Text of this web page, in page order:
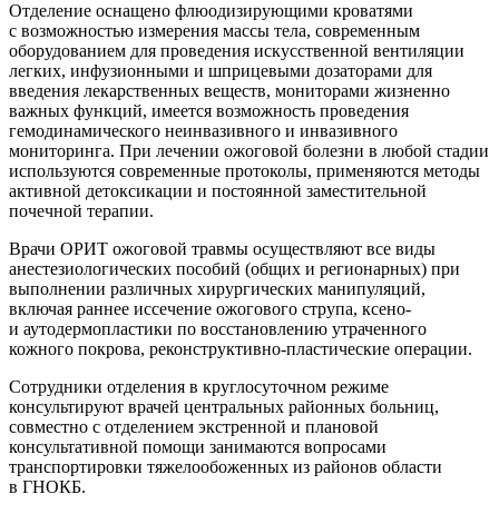
Отделение оснащено флюодизирующими кроватями
с возможностью измерения массы тела, современным
оборудованием для проведения искусственной вентиляции
легких, инфузионными и шприцевыми дозаторами для
введения лекарственных веществ, мониторами жизненно
важных функций, имеется возможность проведения
гемодинамического неинвазивного и инвазивного
мониторинга. При лечении ожоговой болезни в любой стадии
используются современные протоколы, применяются методы
активной детоксикации и постоянной заместительной
почечной терапии.
Врачи ОРИТ ожоговой травмы осуществляют все виды
анестезиологических пособий (общих и регионарных) при
выполнении различных хирургических манипуляций,
включая раннее иссечение ожогового струпа, ксено-
и аутодермопластики по восстановлению утраченного
кожного покрова, реконструктивно-пластические операции.
Сотрудники отделения в круглосуточном режиме
консультируют врачей центральных районных больниц,
совместно с отделением экстренной и плановой
консультативной помощи занимаются вопросами
транспортировки тяжелообоженных из районов области
в ГНОКБ.